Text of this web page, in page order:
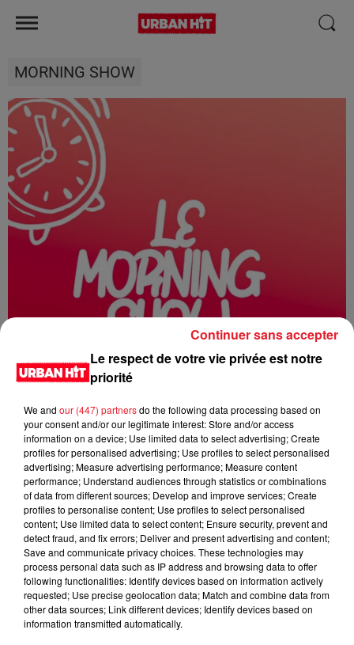
MORNING SHOW
0:00 1 min 18 sec
27 mai 2026 - 1 min 18 sec
MORNING SHOW 07H13 du 27.05.2026
Le respect de votre vie privée est notre
priorité
We and our (447) partnersdo the following data processing based on
your consent and/or our legitimate interest: Store and/or access
information on a device; Use limited data to select advertising; Create
profiles for personalised advertising; Use profiles to select personalised
advertising; Measure advertising performance; Measure content
performance; Understand audiences through statistics or combinations
of data from different sources; Develop and improve services; Create
profiles to personalise content; Use profiles to select personalised
content; Use limited data to select content; Ensure security, prevent and
detect fraud, and fix errors; Deliver and present advertising and content;
Save and communicate privacy choices. These technologies may
process personal data such as IP address and browsing data to offer
following functionalities: Identify devices based on information actively
requested; Use precise geolocation data; Match and combine data from
other data sources; Link different devices; Identify devices based on
information transmitted automatically.
Continuer sans accepter